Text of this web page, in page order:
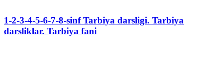
1-2-3-4-5-6-7-8-sinf Tarbiya darsligi. Tarbiya
darsliklar. Tarbiya fani